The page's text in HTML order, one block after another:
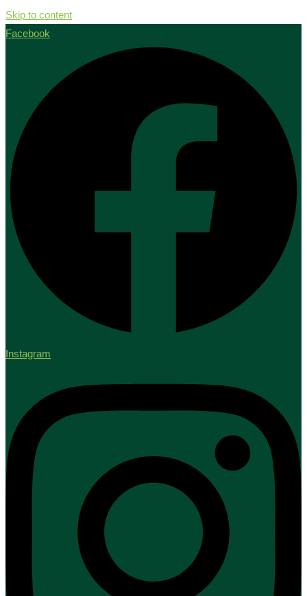
Skip to content
Facebook
Instagram